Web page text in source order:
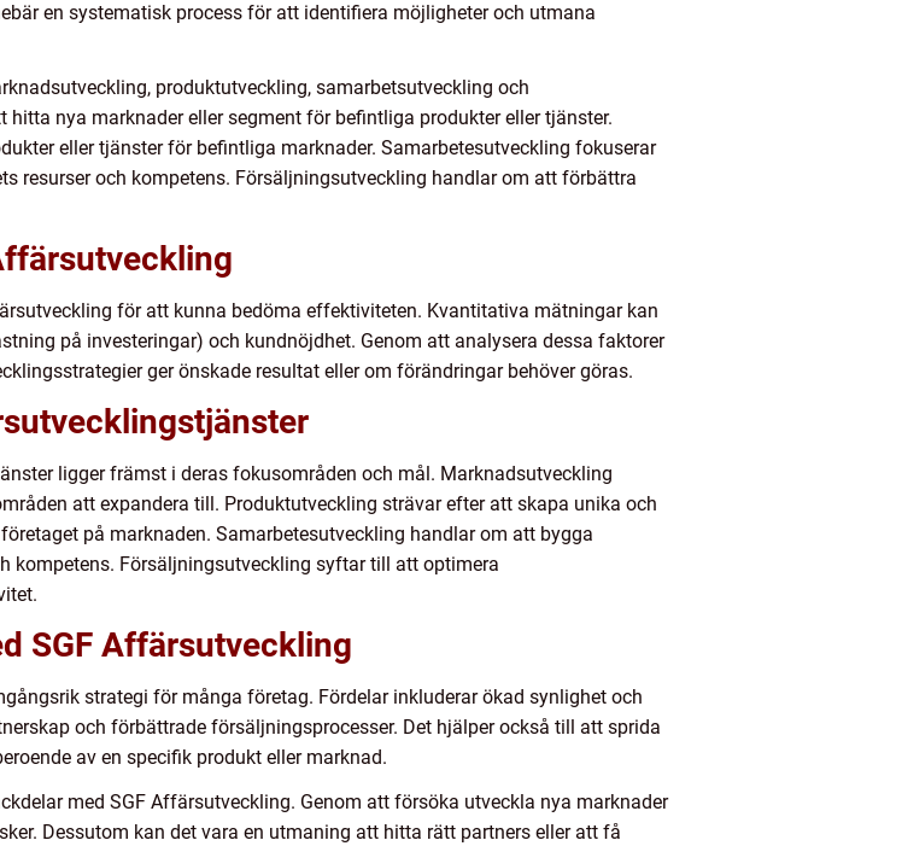
en systematisk process för att identifiera möjligheter och utmana
produktutveckling, samarbetsutveckling och
nya marknader eller segment för befintliga produkter eller tjänster.
eller tjänster för befintliga marknader. Samarbetesutveckling fokuserar
resurser och kompetens. Försäljningsutveckling handlar om att förbättra
för att kunna bedöma effektiviteten. Kvantitativa mätningar kan
på investeringar) och kundnöjdhet. Genom att analysera dessa faktorer
ger önskade resultat eller om förändringar behöver göras.
ligger främst i deras fokusområden och mål. Marknadsutveckling
att expandera till. Produktutveckling strävar efter att skapa unika och
på marknaden. Samarbetesutveckling handlar om att bygga
kompetens. Försäljningsutveckling syftar till att optimera
SGF Affärsutveckling
strategi för många företag. Fördelar inkluderar ökad synlighet och
och förbättrade försäljningsprocesser. Det hjälper också till att sprida
av en specifik produkt eller marknad.
med SGF Affärsutveckling. Genom att försöka utveckla nya marknader
Dessutom kan det vara en utmaning att hitta rätt partners eller att få